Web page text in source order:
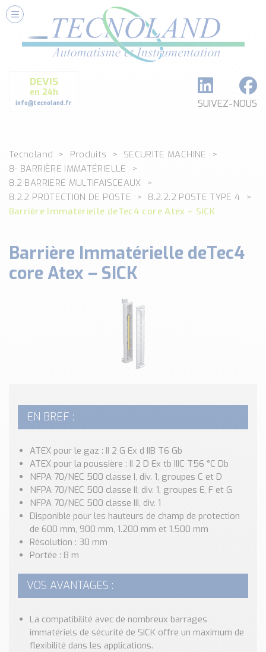
DEVIS
en 24h
info@tecnoland.fr SUIVEZ-NOUS
Nos Services
Conseils et Fourniture
Formation et Assistance
Architecture I-O Link multi fabricants
Classé par catégorie
DEBIT
DETECTION
ANALYSE PHYSICO-CHIMIQUE
Voir toutes les catégories …
Classé par marque
Téléchargement (Logiciels, Documents,..)
Formulaire sonde température
Convertisseur de pression
Formulaire Débitmètre
Calculateur maintien en température
Calculateur Chauffage/Liquide/Gaz
Blog
Nos Réalisations
Conseils et Actualités
brasseries
Devis, Tarifs, Renseignements techniques
Tecnoland Produits
SECURITE MACHINE
8- BARRIÈRE IMMATÉRIELLE
8.2 BARRIERE MULTIFAISCEAUX
8.2.2 PROTECTION DE POSTE
8.2.2.2 POSTE TYPE 4
Barrière Immatérielle deTec4 core Atex – SICK
Barrière Immatérielle deTec4
core Atex – SICK
EN BREF :
ATEX pour le gaz : II 2 G Ex d IIB T6 Gb
ATEX pour la poussière : II 2 D Ex tb IIIC T56 °C Db
NFPA 70/NEC 500 classe I, div. 1, groupes C et D
NFPA 70/NEC 500 classe II, div. 1, groupes E, F et G
NFPA 70/NEC 500 classe III, div. 1
Disponible pour les hauteurs de champ de protection
de 600 mm, 900 mm, 1.200 mm et 1.500 mm
Résolution : 30 mm
Portée : 8 m
VOS AVANTAGES :
La compatibilité avec de nombreux barrages
immatériels de sécurité de SICK offre un maximum de
flexibilité dans les applications.